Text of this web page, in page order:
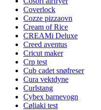
Coverlock
Cozze pizzaovn
Cream of Rice
CREAMi Deluxe
Creed aventus
Cricut maker
Crp test
Cub cadet snøfreser
Cura vektdyne
Curlstang
Cybex barnevogn
Cøliaki test